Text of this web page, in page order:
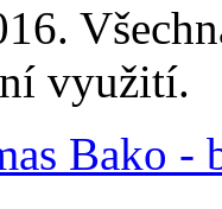
využití.
Bako -